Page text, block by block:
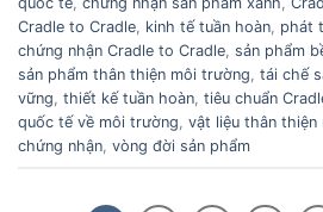
Cradle to Cradle kinh tế tuần hoàn phát
chứng nhận Cradle to Cradle sản phẩm
sản phẩm thân thiện môi trường tái chế
vững thiết kế tuần hoàn tiêu chuẩn
quốc tế về môi trường vật liệu thân thiện
chứng nhận vòng đời sản phẩm